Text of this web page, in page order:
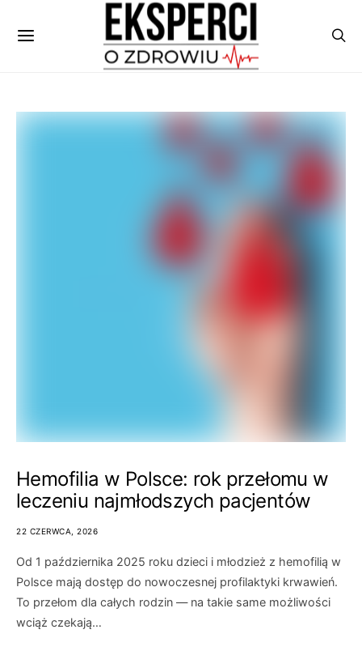
Hemofilia w Polsce: rok przełomu w
leczeniu najmłodszych pacjentów
22 CZERWCA, 2026
Od 1 października 2025 roku dzieci i młodzież z hemofilią w
Polsce mają dostęp do nowoczesnej profilaktyki krwawień.
To przełom dla całych rodzin — na takie same możliwości
wciąż czekają…